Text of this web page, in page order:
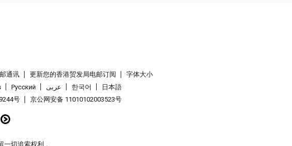
通讯 更新您的香港贸发局电邮订阅
字体大小
Pусский عربى 한국어
日本語
号 京公网安备 11010102003523号
切追索权利 。